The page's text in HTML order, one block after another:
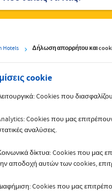
Hotels Δήλωση απορρήτου και
cookie
Cookies που
Cookies που μας
αναλύσεις.
δίκτυα: Cookies που μας
αποδοχή αυτών των cookies,
Cookies που μας